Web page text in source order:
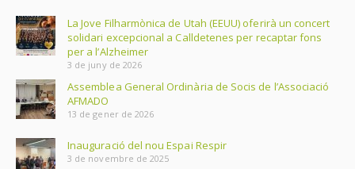
La Jove Filharmònica de Utah (EEUU) oferirà un concert
solidari excepcional a Calldetenes per recaptar fons
per a l’Alzheimer
3 de juny de 2026
Assemblea General Ordinària de Socis de l’Associació
AFMADO
13 de gener de 2026
Inauguració del nou Espai Respir
3 de novembre de 2025